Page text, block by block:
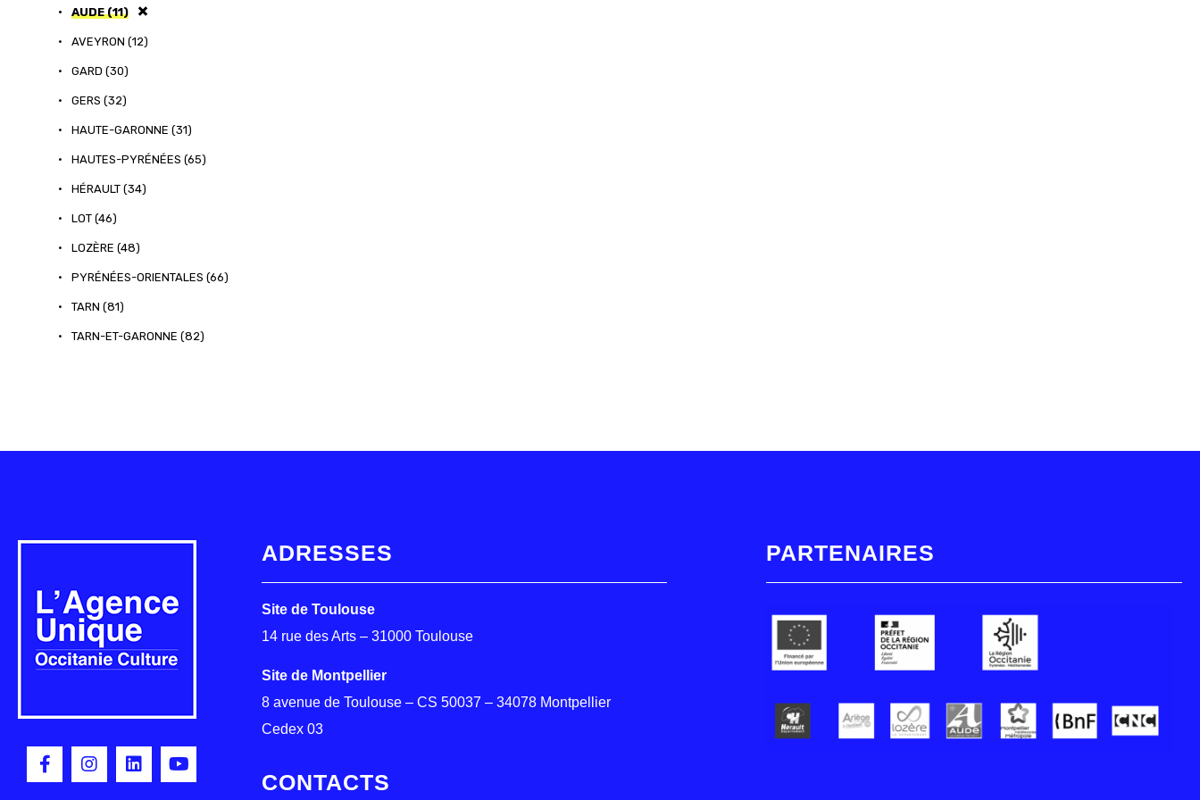
• AUDE (11)
• AVEYRON (12)
• GARD (30)
• GERS (32)
• HAUTE-GARONNE (31)
• HAUTES-PYRÉNÉES (65)
• HÉRAULT (34)
• LOT (46)
• LOZÈRE (48)
• PYRÉNÉES-ORIENTALES (66)
• TARN (81)
• TARN-ET-GARONNE (82)
ADRESSES
Site de Toulouse
14 rue des Arts – 31000 Toulouse
Site de Montpellier
8 avenue de Toulouse – CS 50037 – 34078 Montpellier
Cedex 03
CONTACTS
PARTENAIRES